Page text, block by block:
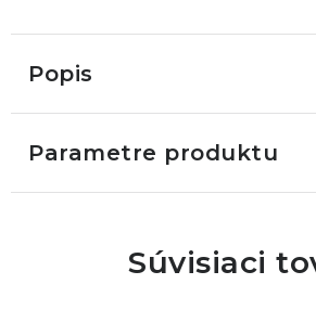
Popis
Parametre produktu
Súvisiaci